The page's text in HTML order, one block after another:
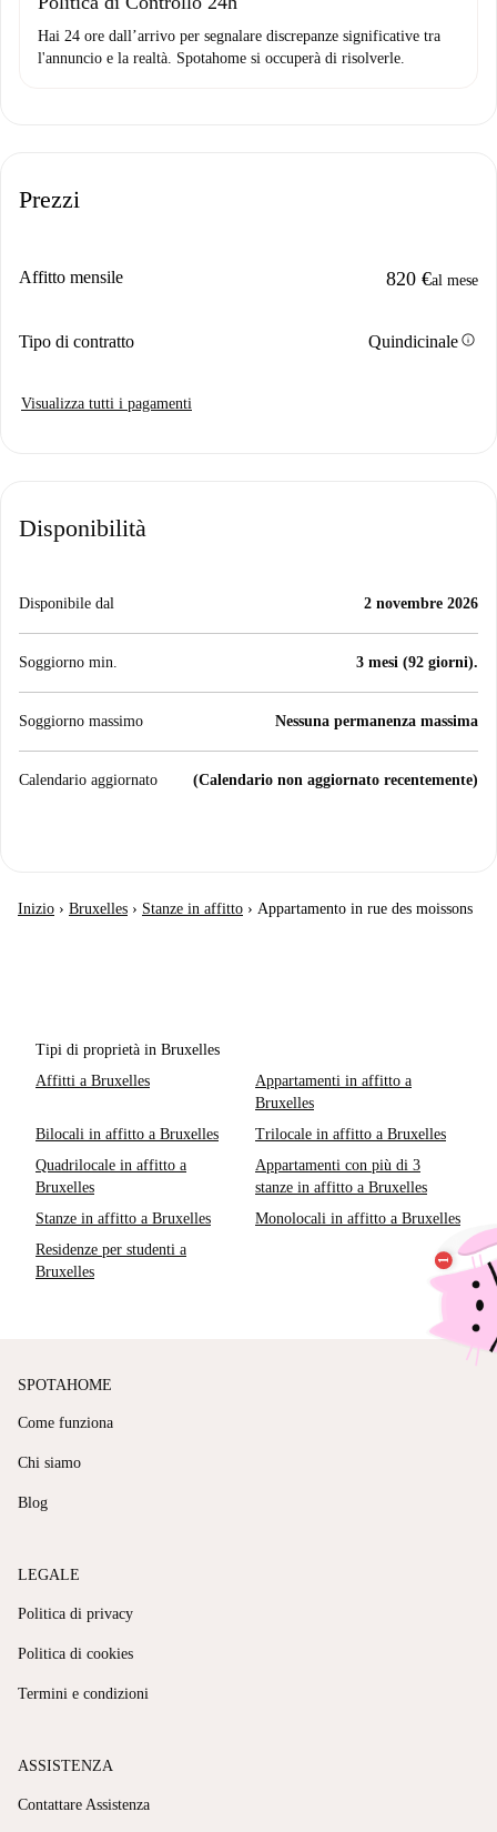
Hai 24 ore dall’arrivo per segnalare discrepanze significative tra
l'annuncio e la realtà. Spotahome si occuperà di risolverle.
Prezzi
Affitto mensile 820 €al mese
Tipo di contratto Quindicinaleinfo
Visualizza tutti i pagamenti
Disponibilità
Disponibile dal 2 novembre 2026
Soggiorno min. 3 mesi (92 giorni).
Soggiorno massimo Nessuna permanenza massima
Calendario aggiornato (Calendario non aggiornato recentemente)
Inizio › Bruxelles › Stanze in affitto › Appartamento in rue des moissons
Tipi di proprietà in Bruxelles
Affitti a Bruxelles
Appartamenti in affitto a
Bruxelles
Bilocali in affitto a Bruxelles
Trilocale in affitto a Bruxelles
Quadrilocale in affitto a
Bruxelles
Appartamenti con più di 3
stanze in affitto a Bruxelles
Stanze in affitto a Bruxelles
Monolocali in affitto a Bruxelles
Residenze per studenti a
Bruxelles
SPOTAHOME
Come funziona
Chi siamo
Blog
LEGALE
Politica di privacy
Politica di cookies
Termini e condizioni
ASSISTENZA
Contattare Assistenza